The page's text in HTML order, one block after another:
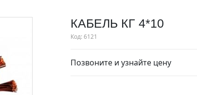
КАБЕЛЬ КГ 4*10
Код:6121
Позвоните и узнайте цену